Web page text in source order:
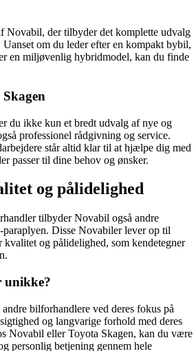
Novabil, der tilbyder det komplette udvalg
om du leder efter en kompakt bybil,
en miljøvenlig hybridmodel, kan du finde
du ikke kun et bredt udvalg af nye og
professionel rådgivning og service.
står altid klar til at hjælpe dig med
passer til dine behov og ønsker.
og pålidelighed
tilbyder Novabil også andre
Disse Novabiler lever op til
kvalitet og pålidelighed, som kendetegner
unikke?
bilforhandlere ved deres fokus på
og langvarige forhold med deres
Novabil eller Toyota Skagen, kan du være
personlig betjening gennem hele